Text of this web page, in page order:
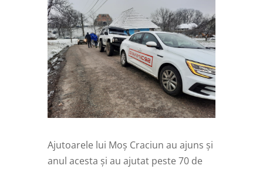
Ajutoarele lui Moș Craciun au ajuns și
anul acesta și au ajutat peste 70 de